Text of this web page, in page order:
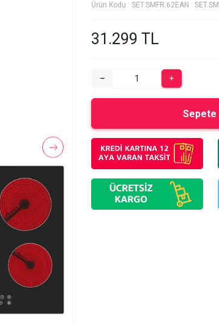
Ürün Kodu : SET.SMFR.62EAN :
31.299 TL
Sepete